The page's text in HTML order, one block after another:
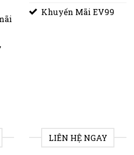
Khuyến Mãi EV99
LIÊN HỆ NGAY